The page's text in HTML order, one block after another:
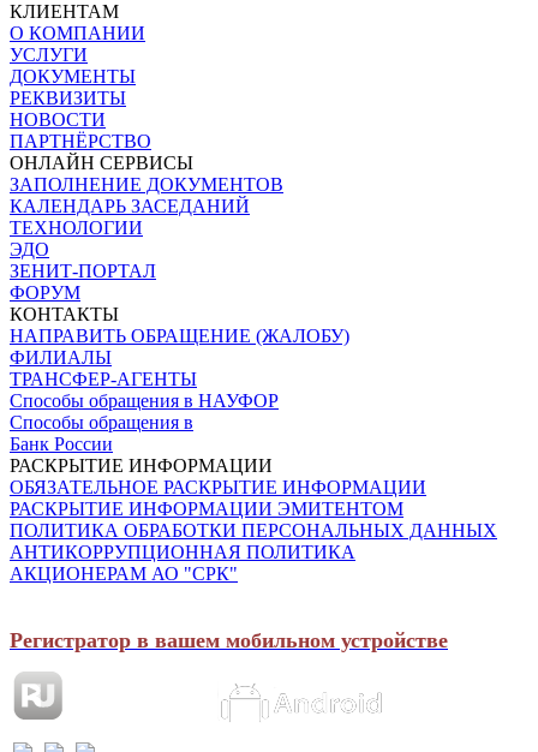
КЛИЕНТАМ
О КОМПАНИИ
УСЛУГИ
ДОКУМЕНТЫ
РЕКВИЗИТЫ
НОВОСТИ
ПАРТНЁРСТВО
ОНЛАЙН СЕРВИСЫ
ЗАПОЛНЕНИЕ ДОКУМЕНТОВ
КАЛЕНДАРЬ ЗАСЕДАНИЙ
ТЕХНОЛОГИИ
ЭДО
ЗЕНИТ-ПОРТАЛ
ФОРУМ
КОНТАКТЫ
НАПРАВИТЬ ОБРАЩЕНИЕ (ЖАЛОБУ)
ФИЛИАЛЫ
ТРАНСФЕР-АГЕНТЫ
Способы обращения в НАУФОР
Способы обращения в
Банк России
РАСКРЫТИЕ ИНФОРМАЦИИ
ОБЯЗАТЕЛЬНОЕ РАСКРЫТИЕ ИНФОРМАЦИИ
РАСКРЫТИЕ ИНФОРМАЦИИ ЭМИТЕНТОМ
ПОЛИТИКА ОБРАБОТКИ ПЕРСОНАЛЬНЫХ ДАННЫХ
АНТИКОРРУПЦИОННАЯ ПОЛИТИКА
АКЦИОНЕРАМ АО "СРК"
Регистратор в вашем мобильном устройстве